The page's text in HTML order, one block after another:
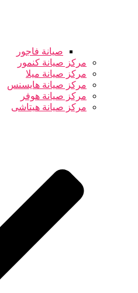
صيانة فاجور
مركز صيانة كنمور
مركز صيانة ميلا
مركز صيانة هايسنس
مركز صيانة هوفر
مركز صيانة هيتاشى